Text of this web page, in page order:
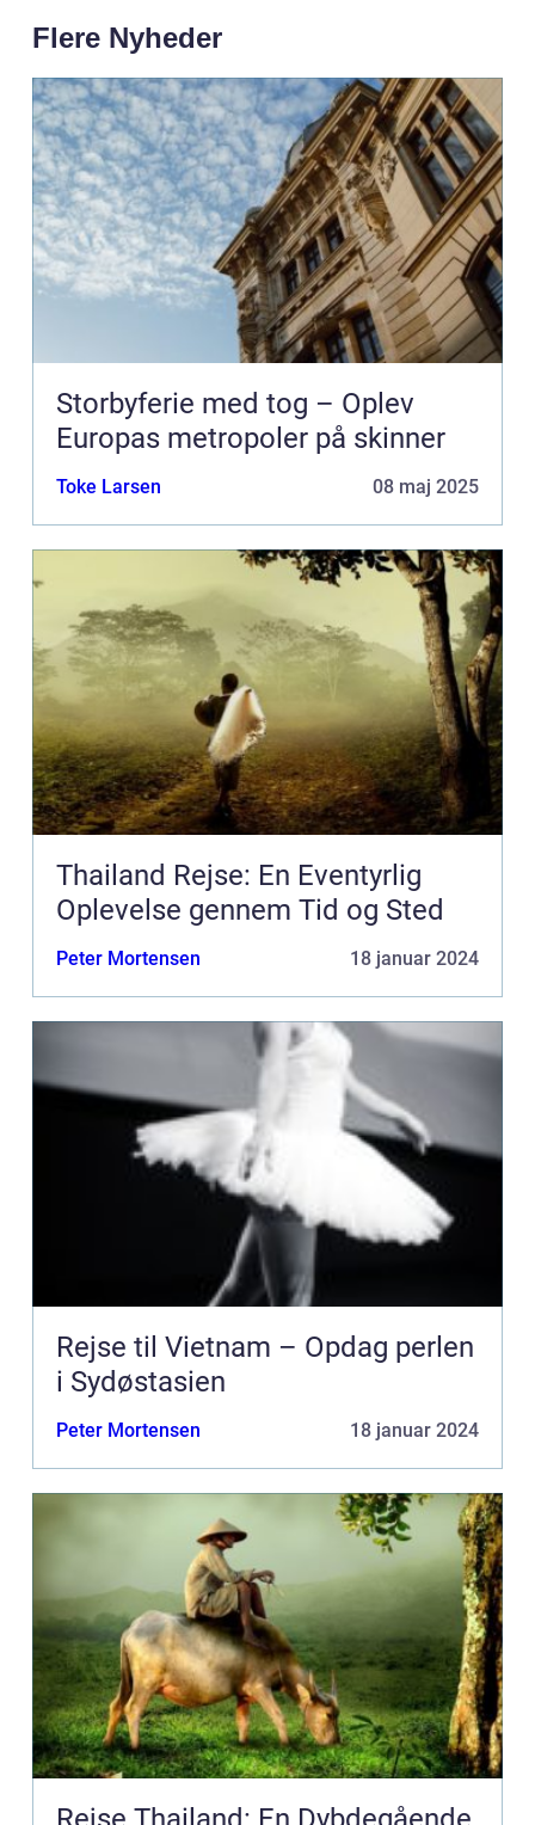
Flere Nyheder
Storbyferie med tog – Oplev
Europas metropoler på skinner
Toke Larsen 08 maj 2025
Thailand Rejse: En Eventyrlig
Oplevelse gennem Tid og Sted
Peter Mortensen 18 januar 2024
Rejse til Vietnam – Opdag perlen
i Sydøstasien
Peter Mortensen 18 januar 2024